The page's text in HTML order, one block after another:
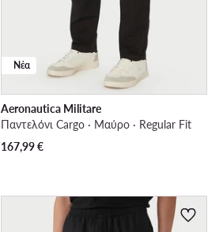
Νέα
Aeronautica Militare
Παντελόνι Cargo · Μαύρο · Regular Fit
167,99€